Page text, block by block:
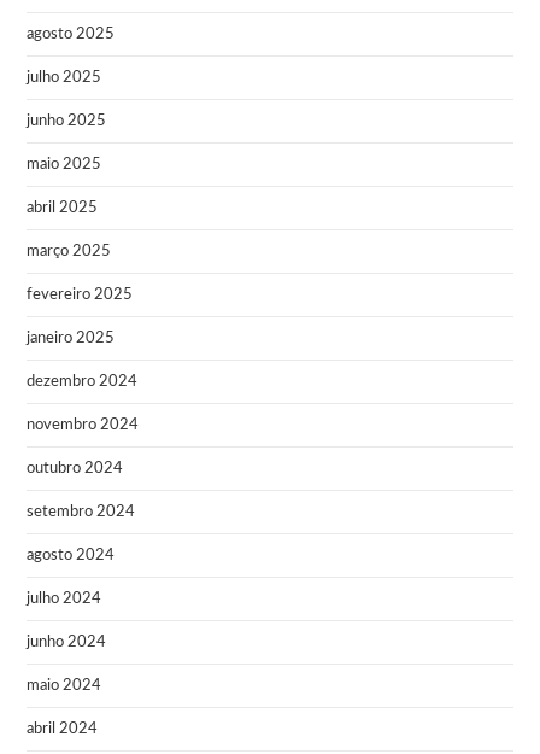
agosto 2025
julho 2025
junho 2025
maio 2025
abril 2025
março 2025
fevereiro 2025
janeiro 2025
dezembro 2024
novembro 2024
outubro 2024
setembro 2024
agosto 2024
julho 2024
junho 2024
maio 2024
abril 2024